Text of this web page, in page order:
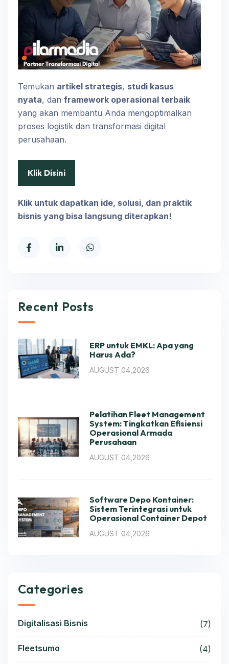
Temukan artikel strategis, studi kasus
nyata, dan framework operasional terbaik
yang akan membantu Anda mengoptimalkan
proses logistik dan transformasi digital
perusahaan.
Klik Disini
Klik untuk dapatkan ide, solusi, dan praktik
bisnis yang bisa langsung diterapkan!
Recent Posts
ERP untuk EMKL: Apa yang
Harus Ada?
AUGUST 04,2026
Pelatihan Fleet Management
System: Tingkatkan Efisiensi
Operasional Armada
Perusahaan
AUGUST 04,2026
Software Depo Kontainer:
Sistem Terintegrasi untuk
Operasional Container Depot
AUGUST 04,2026
Categories
Digitalisasi Bisnis (7)
Fleetsumo (4)